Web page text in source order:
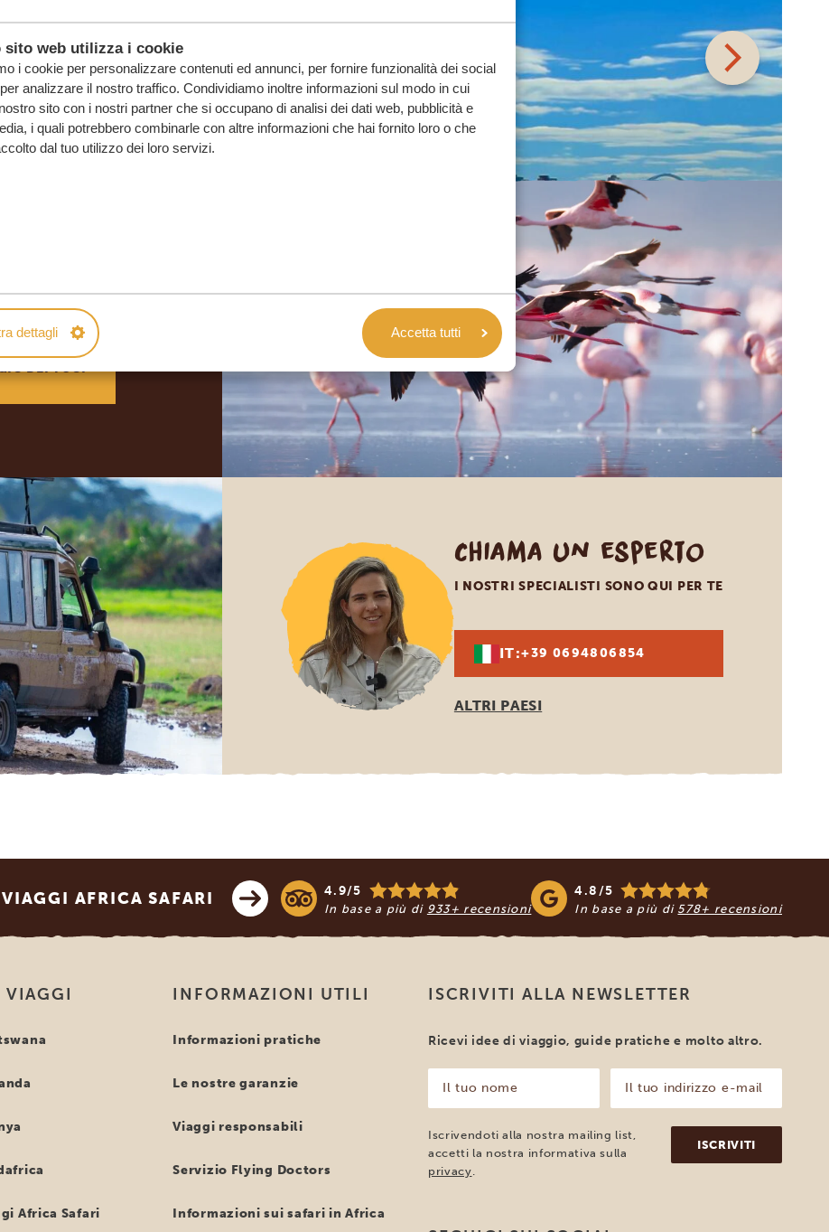
sito web utilizza i cookie
i cookie per personalizzare contenuti ed annunci, per fornire funzionalità dei social
analizzare il nostro traffico. Condividiamo inoltre informazioni sul modo in cui
sito con i nostri partner che si occupano di analisi dei dati web, pubblicità e
i quali potrebbero combinarle con altre informazioni che hai fornito loro o che
dal tuo utilizzo dei loro servizi.
dettagli Accetta tutti
su misura
SENZA IMPEGNO
DEI TUOI
Chiama un esperto
I NOSTRI SPECIALISTI SONO QUI PER TE
IT:+39 0694806854
ALTRI PAESI
AFRICA SAFARI 4.9/5
In base a più di 933+ recensioni
4.8/5
In base a più di 578+ recensioni
VIAGGI
Africa Safari
INFORMAZIONI UTILI
Informazioni pratiche
Le nostre garanzie
Viaggi responsabili
Servizio Flying Doctors
Informazioni sui safari in Africa
ISCRIVITI ALLA NEWSLETTER
Ricevi idee di viaggio, guide pratiche e molto altro.
tuo
nome
(Obbligatorio)
tuo
indirizzo
e-
mail
(Obbligatorio)
Iscrivendoti alla nostra mailing list,
accetti la nostra informativa sulla
privacy.